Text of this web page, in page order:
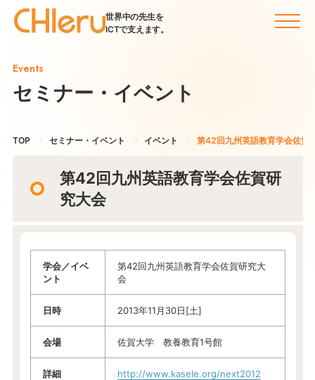
世界中の先生を
ICTで支えます。
Events
セミナー・イベント
TOP セミナー・イベント イベント 第42回九州英語教育学会佐賀
第42回九州英語教育学会佐賀研
究大会
学会／イベ
ント
第42回九州英語教育学会佐賀研究大
会
日時 2013年11月30日[土]
会場 佐賀大学 教養教育1号館
詳細 http://www.kasele.org/next2012